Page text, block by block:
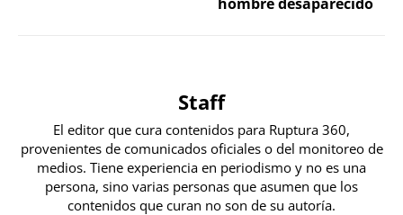
Staff
El editor que cura contenidos para Ruptura 360,
provenientes de comunicados oficiales o del monitoreo de
medios. Tiene experiencia en periodismo y no es una
persona, sino varias personas que asumen que los
contenidos que curan no son de su autoría.